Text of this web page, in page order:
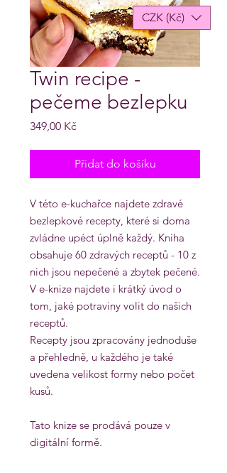
Twin recipe -
pečeme bezlepku
349,00 KčCena
Přidat do košíku
V této e-kuchařce najdete zdravé
bezlepkové recepty, které si doma
zvládne upéct úplně každý. Kniha
obsahuje 60 zdravých receptů - 10 z
nich jsou nepečené a zbytek pečené.
V e-knize najdete i krátký úvod o
tom, jaké potraviny volit do našich
receptů.
Recepty jsou zpracovány jednoduše
a přehledně, u každého je také
uvedena velikost formy nebo počet
kusů.
Tato knize se prodává pouze v
digitální formě.
CZK (Kč)